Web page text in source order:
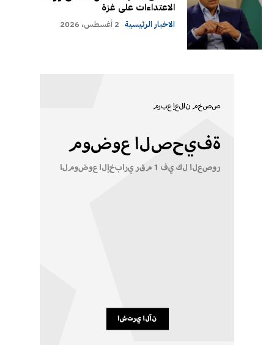
الاعتداءات على غزة
الاخبار الرئيسية 2 أغسطس، 2026